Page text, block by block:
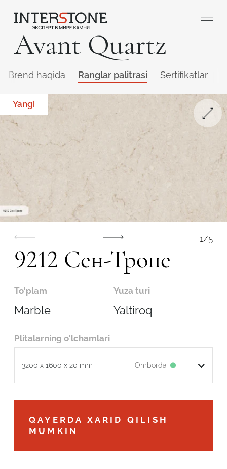
Avant Quartz
Brend haqida Ranglar palitrasi Sertifikatlar
Yangi
1/5
9212 Сен-Тропе
To'plam
Marble
Yuza turi
Yaltiroq
Plitalarning o'lchamlari
3200 x 1600 x 20 mm Omborda
QAYERDA XARID QILISH
MUMKIN
Qaysi sohada faoliyat yuritasiz?
Toshga ishlov
beruvch
Dizayner
Robot emasligingizni tasdiqlang
ARIZANI YUBORISH